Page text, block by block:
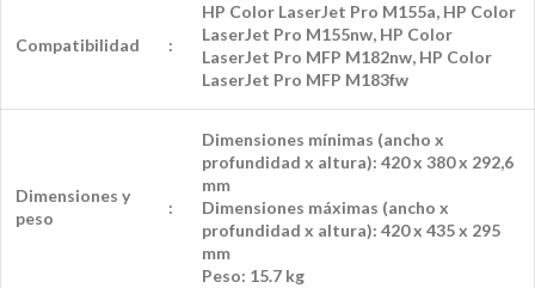
Compatibilidad :
HP Color LaserJet Pro M155a, HP Color
LaserJet Pro M155nw, HP Color
LaserJet Pro MFP M182nw, HP Color
LaserJet Pro MFP M183fw
Dimensiones y
peso
:
Dimensiones mínimas (ancho x
profundidad x altura): 420 x 380 x 292,6
mm
Dimensiones máximas (ancho x
profundidad x altura): 420 x 435 x 295
mm
Peso: 15.7 kg